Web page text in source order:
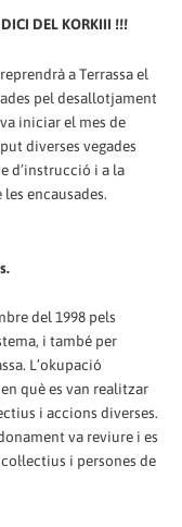
DEL KORKIII !!!
a Terrassa el
pel desallotjament
iniciar el mes de
diverses vegades
d’instrucció i a la
encausades.
del 1998 pels
i també per
L’okupació
què es van realitzar
i accions diverses.
va reviure i es
i persones de